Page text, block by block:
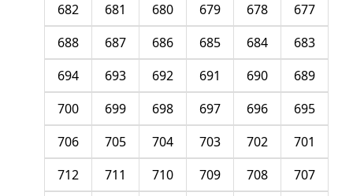
677
678
679
680
681
682
683
684
685
686
687
688
689
690
691
692
693
694
695
696
697
698
699
700
701
702
703
704
705
706
707
708
709
710
711
712